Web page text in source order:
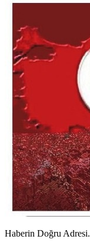
Haberin Doğru Adresi.